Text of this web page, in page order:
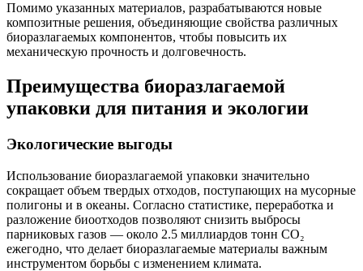
Помимо указанных материалов, разрабатываются новые
композитные решения, объединяющие свойства различных
биоразлагаемых компонентов, чтобы повысить их
механическую прочность и долговечность.
Преимущества биоразлагаемой
упаковки для питания и экологии
Экологические выгоды
Использование биоразлагаемой упаковки значительно
сокращает объем твердых отходов, поступающих на мусорные
полигоны и в океаны. Согласно статистике, переработка и
разложение биоотходов позволяют снизить выбросы
парниковых газов — около 2.5 миллиардов тонн CO₂
ежегодно, что делает биоразлагаемые материалы важным
инструментом борьбы с изменением климата.